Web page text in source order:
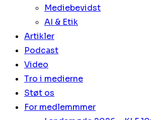
Mediebevidst
AI & Etik
Artikler
Podcast
Video
Tro i medierne
Støt os
For medlemmmer